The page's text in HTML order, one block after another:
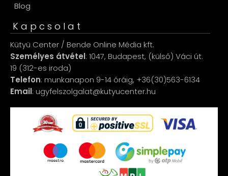
Blog
Kapcsolat
Kütyü Center / Bende Online Média kft.
Személyes átvétel: 1047, Budapest, (külső) Váci út.
19 (312-es iroda)
Telefon: munkanapon 9-14 óráig, +36(30)563-6134
Email: ugyfelszolgalat@kutyucenter.hu